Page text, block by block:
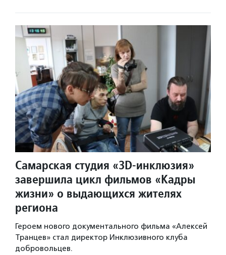
Самарская студия «3D-инклюзия»
завершила цикл фильмов «Кадры
жизни» о выдающихся жителях
региона
Героем нового документального фильма «Алексей
Транцев» стал директор Инклюзивного клуба
добровольцев.